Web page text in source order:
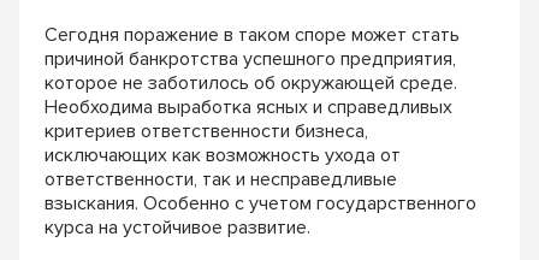
Сегодня поражение в таком споре может стать
причиной банкротства успешного предприятия,
которое не заботилось об окружающей среде.
Необходима выработка ясных и справедливых
критериев ответственности бизнеса,
исключающих как возможность ухода от
ответственности, так и несправедливые
взыскания. Особенно с учетом государственного
курса на устойчивое развитие.